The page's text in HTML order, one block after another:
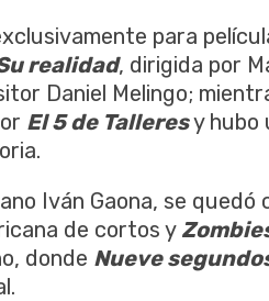
para
realidad, dirigida por
Daniel Melingo;
El 5 de Talleresy hubo
Iván Gaona, se quedó
de cortos y
donde Nueve